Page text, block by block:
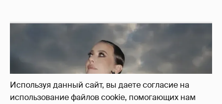
Используя данный сайт, вы даете согласие на
использование файлов cookie, помогающих нам